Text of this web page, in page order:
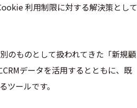
利用制限に対する解決策として
のものとして扱われてきた「新規顧
データを活用するとともに、既
ールです。